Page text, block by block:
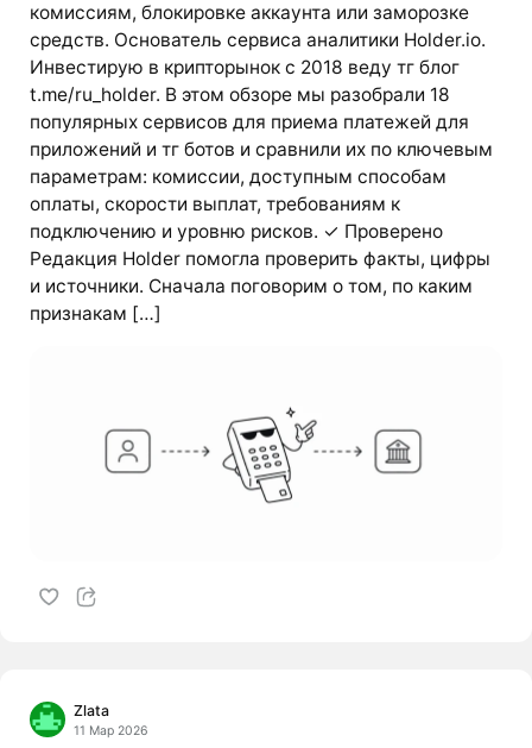
комиссиям, блокировке аккаунта или заморозке
средств. Основатель сервиса аналитики Holder.io.
Инвестирую в крипторынок с 2018 веду тг блог
t.me/ru_holder. В этом обзоре мы разобрали 18
популярных сервисов для приема платежей для
приложений и тг ботов и сравнили их по ключевым
параметрам: комиссии, доступным способам
оплаты, скорости выплат, требованиям к
подключению и уровню рисков. ✓ Проверено
Редакция Holder помогла проверить факты, цифры
и источники. Сначала поговорим о том, по каким
признакам […]
Zlata
11 Мар 2026